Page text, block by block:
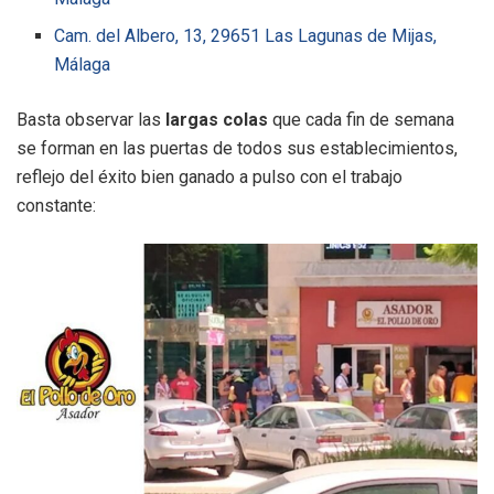
Cam. del Albero, 13, 29651 Las Lagunas de Mijas,
Málaga
Basta observar las largas colas que cada fin de semana
se forman en las puertas de todos sus establecimientos,
reflejo del éxito bien ganado a pulso con el trabajo
constante: